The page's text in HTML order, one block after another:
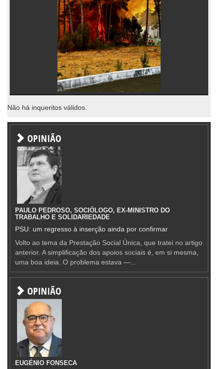
Não há inqueritos válidos.
OPINIÃO
PAULO PEDROSO, SOCIÓLOGO, EX-MINISTRO DO
TRABALHO E SOLIDARIEDADE
PSU: um regresso à inserção ainda por confirmar
Volto ao tema da Prestação Social Única, que tratei no artigo
anterior. A simplificação dos apoios sociais é, em si mesma,
uma boa ideia. O problema estava —...
OPINIÃO
EUGÉNIO FONSECA